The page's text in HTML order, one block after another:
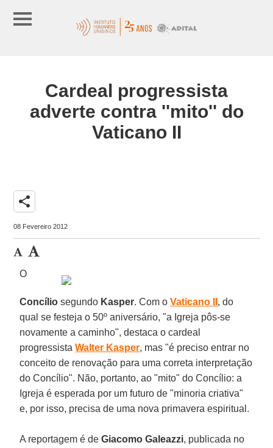
Cardeal progressista
adverte contra ''mito'' do
Vaticano II
share
08 Fevereiro 2012
O
Concílio segundo Kasper. Com oVaticano II , do
qual se festeja o 50º aniversário, "a Igreja pôs-se
novamente a caminho", destaca o cardeal
progressistaWalter Kasper, mas "é preciso entrar no
conceito de renovação para uma correta interpretação
do Concílio". Não, portanto, ao "mito" do Concílio: a
Igreja é esperada por um futuro de "minoria criativa"
e, por isso, precisa de uma nova primavera espiritual.
A reportagem é deGiacomo Galeazzi, publicada no